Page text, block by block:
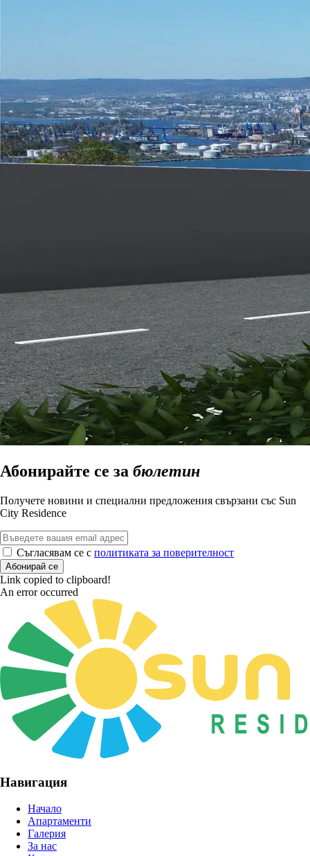
Абонирайте се за бюлетин
Получете новини и специални предложения свързани със Sun
City Residence
Съгласявам се с политиката за поверителност
Абонирай се
Link copied to clipboard!
An error occurred
Навигация
Начало
Апартаменти
Галерия
За нас